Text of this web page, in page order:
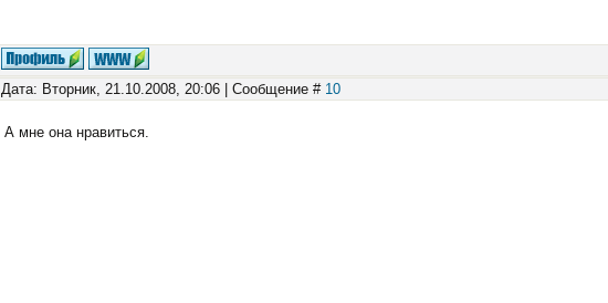
Дата: Вторник, 21.10.2008, 20:06 | Сообщение # 10
А мне она нравиться.